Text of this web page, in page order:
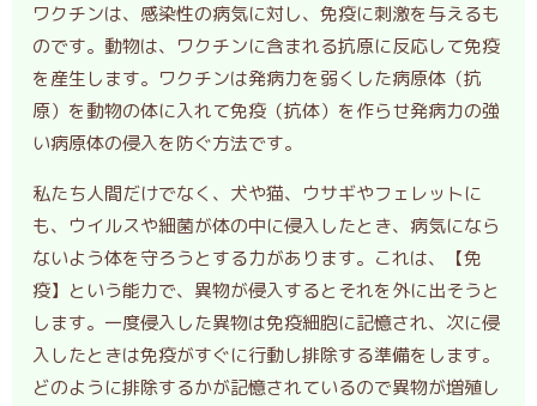
ワクチンは、感染性の病気に対し、免疫に刺激を与えるも
のです。動物は、ワクチンに含まれる抗原に反応して免疫
を産生します。ワクチンは発病力を弱くした病原体（抗
原）を動物の体に入れて免疫（抗体）を作らせ発病力の強
い病原体の侵入を防ぐ方法です。
私たち人間だけでなく、犬や猫、ウサギやフェレットに
も、ウイルスや細菌が体の中に侵入したとき、病気になら
ないよう体を守ろうとする力があります。これは、【免
疫】という能力で、異物が侵入するとそれを外に出そうと
します。一度侵入した異物は免疫細胞に記憶され、次に侵
入したときは免疫がすぐに行動し排除する準備をします。
どのように排除するかが記憶されているので異物が増殖し